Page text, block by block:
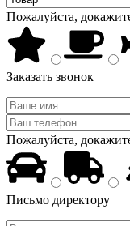
Пожалуйста,
Заказать звонок
Пожалуйста,
Письмо директору